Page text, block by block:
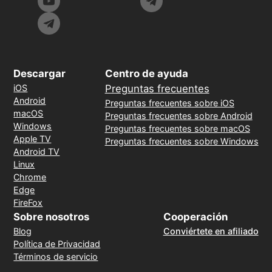
Descargar
iOS
Android
macOS
Windows
Apple TV
Android TV
Linux
Chrome
Edge
FireFox
Centro de ayuda
Preguntas frecuentes
Preguntas frecuentes sobre iOS
Preguntas frecuentes sobre Android
Preguntas frecuentes sobre macOS
Preguntas frecuentes sobre Windows
Sobre nosotros
Blog
Política de Privacidad
Términos de servicio
Cooperación
Conviértete en afiliado